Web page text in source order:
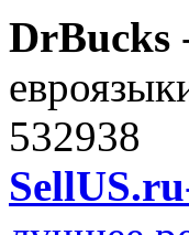
DrBucks
532938
SellUS.ru